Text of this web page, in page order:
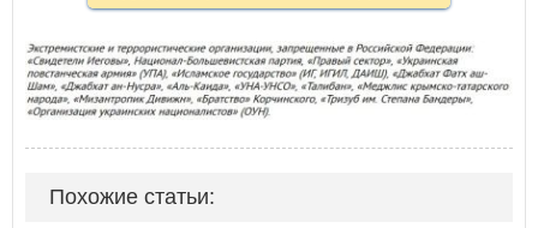
Похожие статьи: